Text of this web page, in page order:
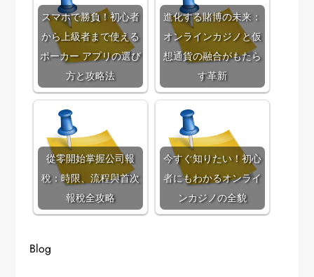
スマホで勝負！初心者
から上級者まで使える
ポーカー アプリの選び
方と攻略法
進化する賭博の未来：
オンラインカジノと仮
想通貨の融合がもたら
す革新
從零開始掌握公司報
稅：時限、流程與首次
報稅全攻略
今すぐ知りたい！初心
者にもわかるオンライ
ンカジノの全貌
Blog